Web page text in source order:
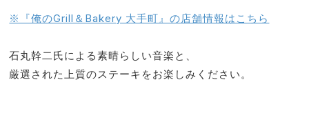
※『俺のGrill＆Bakery 大手町』の店舗情報はこちら
石丸幹二氏による素晴らしい音楽と、
厳選された上質のステーキをお楽しみください。